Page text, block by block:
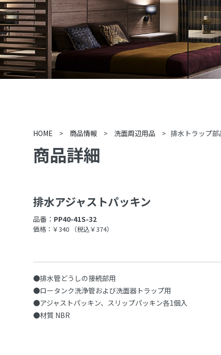
HOME > 商品情報 > 洗面周辺用品 > 排水トラップ部
商品詳細
排水アジャストパッキン
品番： PP40-41S-32
価格：￥340 （税込￥374）
●排水管どうしの接続部用
●ロータンク洗浄管および洗面器トラップ用
●アジャストパッキン、スリップパッキン各1個入
●材質 NBR